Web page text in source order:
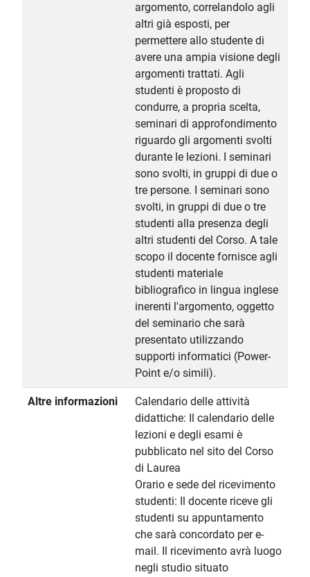
argomento, correlandolo agli
altri già esposti, per
permettere allo studente di
avere una ampia visione degli
argomenti trattati. Agli
studenti è proposto di
condurre, a propria scelta,
seminari di approfondimento
riguardo gli argomenti svolti
durante le lezioni. I seminari
sono svolti, in gruppi di due o
tre persone. I seminari sono
svolti, in gruppi di due o tre
studenti alla presenza degli
altri studenti del Corso. A tale
scopo il docente fornisce agli
studenti materiale
bibliografico in lingua inglese
inerenti l'argomento, oggetto
del seminario che sarà
presentato utilizzando
supporti informatici (Power-
Point e/o simili).
Altre informazioni
Calendario delle attività
didattiche: Il calendario delle
lezioni e degli esami è
pubblicato nel sito del Corso
di Laurea
Orario e sede del ricevimento
studenti: Il docente riceve gli
studenti su appuntamento
che sarà concordato per e-
mail. Il ricevimento avrà luogo
negli studio situato